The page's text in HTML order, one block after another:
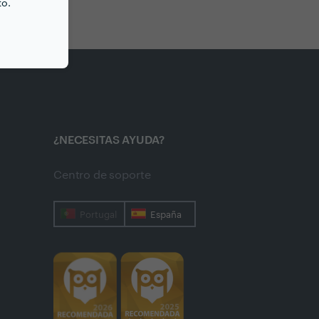
¿NECESITAS AYUDA?
Centro de soporte
Portugal España